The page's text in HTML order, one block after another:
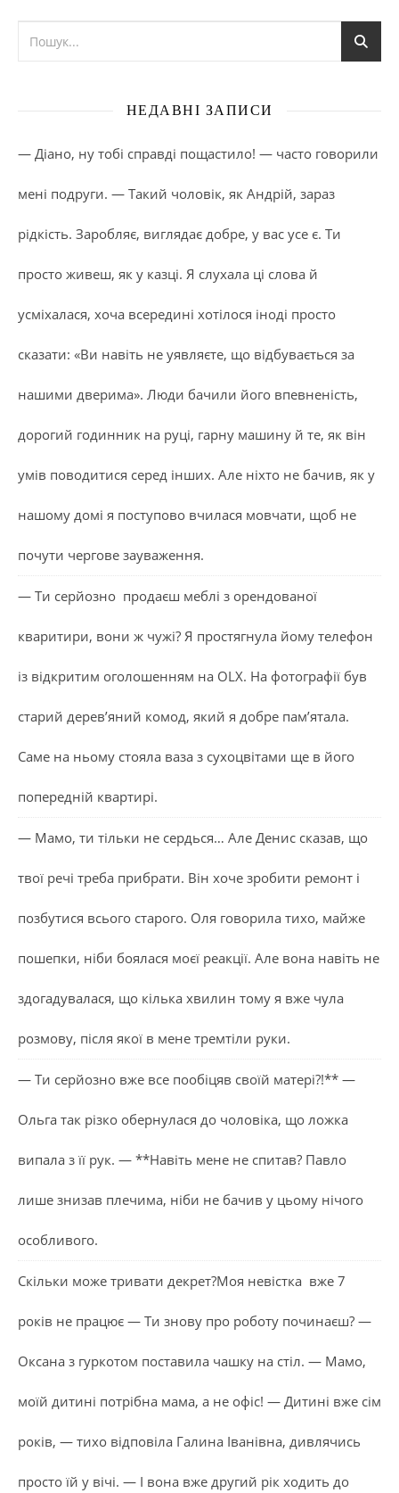
НЕДАВНІ ЗАПИСИ
— Діано, ну тобі справді пощастило! — часто говорили
мені подруги. — Такий чоловік, як Андрій, зараз
рідкість. Заробляє, виглядає добре, у вас усе є. Ти
просто живеш, як у казці. Я слухала ці слова й
усміхалася, хоча всередині хотілося іноді просто
сказати: «Ви навіть не уявляєте, що відбувається за
нашими дверима». Люди бачили його впевненість,
дорогий годинник на руці, гарну машину й те, як він
умів поводитися серед інших. Але ніхто не бачив, як у
нашому домі я поступово вчилася мовчати, щоб не
почути чергове зауваження.
— Ти серйозно продаєш меблі з орендованої
кваритири, вони ж чужі? Я простягнула йому телефон
із відкритим оголошенням на OLX. На фотографії був
старий дерев’яний комод, який я добре пам’ятала.
Саме на ньому стояла ваза з сухоцвітами ще в його
попередній квартирі.
— Мамо, ти тільки не сердься… Але Денис сказав, що
твої речі треба прибрати. Він хоче зробити ремонт і
позбутися всього старого. Оля говорила тихо, майже
пошепки, ніби боялася моєї реакції. Але вона навіть не
здогадувалася, що кілька хвилин тому я вже чула
розмову, після якої в мене тремтіли руки.
— Ти серйозно вже все пообіцяв своїй матері?!** —
Ольга так різко обернулася до чоловіка, що ложка
випала з її рук. — **Навіть мене не спитав? Павло
лише знизав плечима, ніби не бачив у цьому нічого
особливого.
Скільки може тривати декрет?Моя невістка вже 7
років не працює — Ти знову про роботу починаєш? —
Оксана з гуркотом поставила чашку на стіл. — Мамо,
моїй дитині потрібна мама, а не офіс! — Дитині вже сім
років, — тихо відповіла Галина Іванівна, дивлячись
просто їй у вічі. — І вона вже другий рік ходить до